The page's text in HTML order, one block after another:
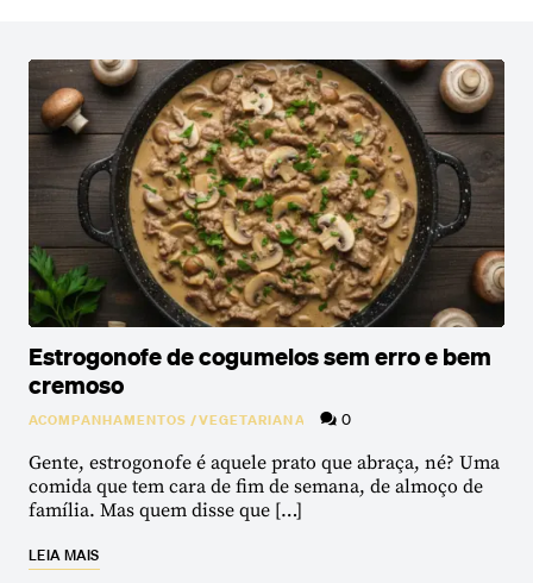
Estrogonofe de cogumelos sem erro e bem
cremoso
ACOMPANHAMENTOS /VEGETARIANA 0
Gente, estrogonofe é aquele prato que abraça, né? Uma
comida que tem cara de fim de semana, de almoço de
família. Mas quem disse que […]
LEIA MAIS